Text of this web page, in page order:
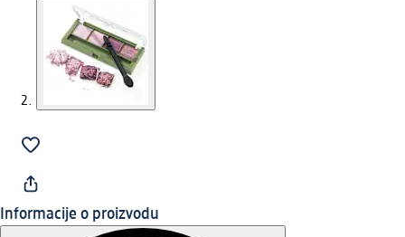
Informacije o proizvodu